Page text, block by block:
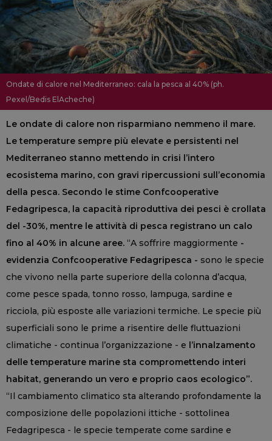
Ondate di calore nel Mediterraneo: cala la pesca al 40% (ph.
Pexel/Bedis ElAcheche)
Le ondate di calore non risparmiano nemmeno il mare.
Le temperature sempre più elevate e persistenti nel
Mediterraneo stanno mettendo in crisi l’intero
ecosistema marino, con gravi ripercussioni sull’economia
della pesca. Secondo le stime Confcooperative
Fedagripesca, la capacità riproduttiva dei pesci è crollata
del -30%, mentre le attività di pesca registrano un calo
fino al 40% in alcune aree. “A soffrire maggiormente -
evidenzia Confcooperative Fedagripesca - sono le specie
che vivono nella parte superiore della colonna d’acqua,
come pesce spada, tonno rosso, lampuga, sardine e
ricciola, più esposte alle variazioni termiche. Le specie più
superficiali sono le prime a risentire delle fluttuazioni
climatiche - continua l’organizzazione - e l’innalzamento
delle temperature marine sta compromettendo interi
habitat, generando un vero e proprio caos ecologico”.
“Il cambiamento climatico sta alterando profondamente la
composizione delle popolazioni ittiche - sottolinea
Fedagripesca - le specie temperate come sardine e